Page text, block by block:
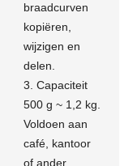
braadcurven
kopiëren,
wijzigen en
delen.
3. Capaciteit
500 g ~ 1,2 kg.
Voldoen aan
café, kantoor
of ander